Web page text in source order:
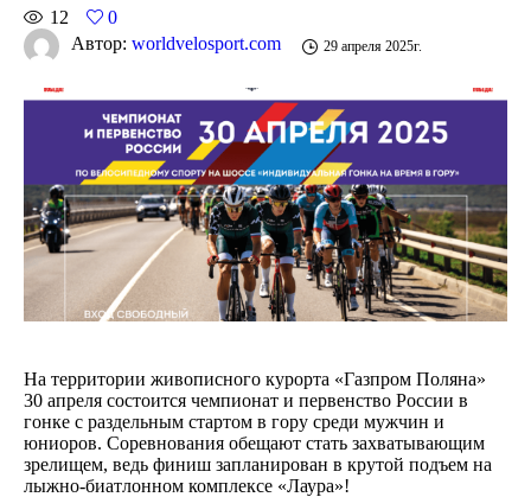
12
0
Автор: worldvelosport.com 29 апреля 2025г.
На территории живописного курорта «Газпром Поляна»
30 апреля состоится чемпионат и первенство России в
гонке с раздельным стартом в гору среди мужчин и
юниоров. Соревнования обещают стать захватывающим
зрелищем, ведь финиш запланирован в крутой подъем на
лыжно-биатлонном комплексе «Лаура»!